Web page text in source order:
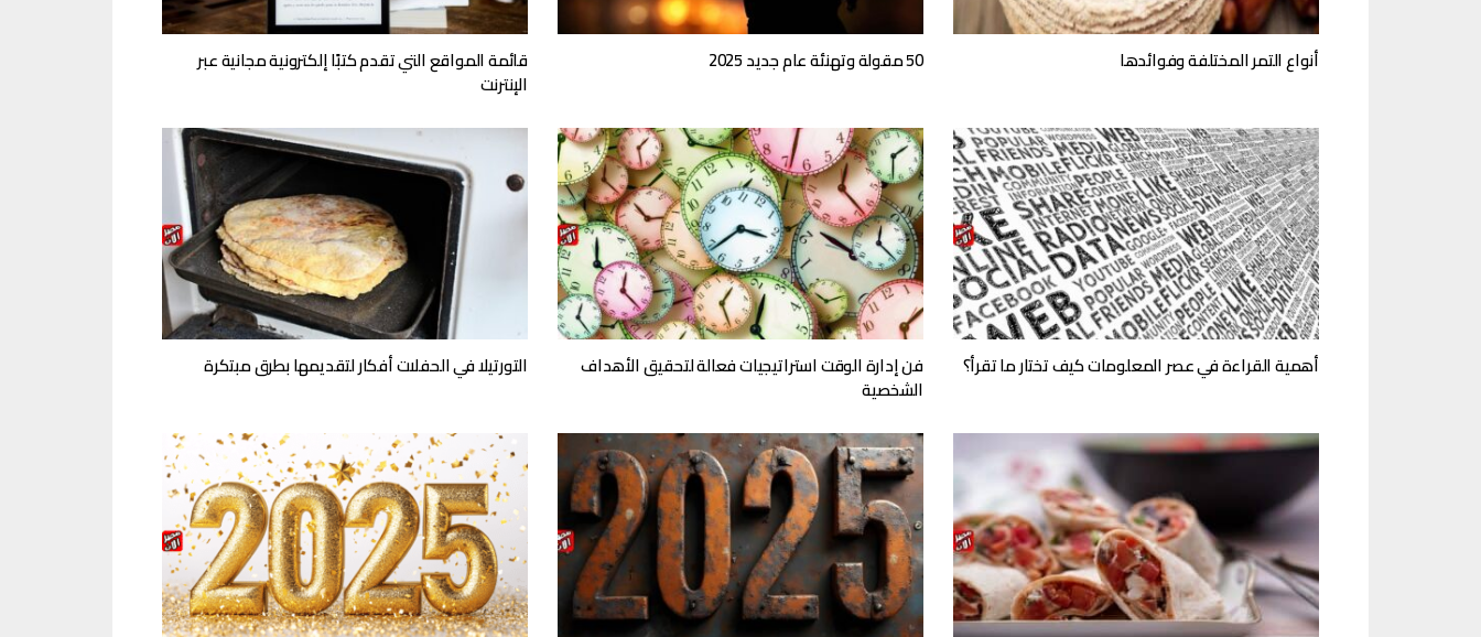
أنواع التمر المختلفة وفوائدها 50 مقولة وتهنئة عام جديد 2025 قائمة المواقع التي تقدم كتبًا إلكترونية مجانية عبر
الإنترنت
أهمية القراءة في عصر المعلومات كيف تختار ما تقرأ؟ فن إدارة الوقت استراتيجيات فعالة لتحقيق الأهداف
الشخصية
التورتيلا في الحفلات أفكار لتقديمها بطرق مبتكرة